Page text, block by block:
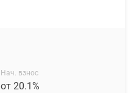
Нач. взнос
от 20.1%